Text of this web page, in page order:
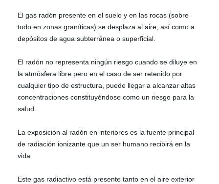
El gas radón presente en el suelo y en las rocas (sobre
todo en zonas graníticas) se desplaza al aire, así como a
depósitos de agua subterránea o superficial.
El radón no representa ningún riesgo cuando se diluye en
la atmósfera libre pero en el caso de ser retenido por
cualquier tipo de estructura, puede llegar a alcanzar altas
concentraciones constituyéndose como un riesgo para la
salud.
La exposición al radón en interiores es la fuente principal
de radiación ionizante que un ser humano recibirá en la
vida
Este gas radiactivo está presente tanto en el aire exterior